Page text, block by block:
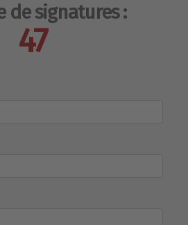
de signatures :
47